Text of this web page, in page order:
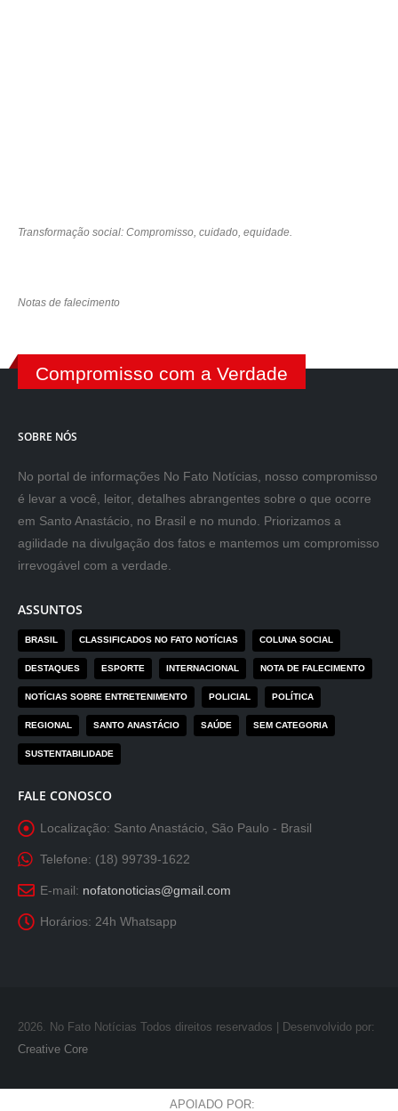
Transformação social: Compromisso, cuidado, equidade.
Notas de falecimento
Compromisso com a Verdade
SOBRE NÓS
No portal de informações No Fato Notícias, nosso compromisso
é levar a você, leitor, detalhes abrangentes sobre o que ocorre
em Santo Anastácio, no Brasil e no mundo. Priorizamos a
agilidade na divulgação dos fatos e mantemos um compromisso
irrevogável com a verdade.
ASSUNTOS
BRASIL CLASSIFICADOS NO FATO NOTÍCIAS COLUNA SOCIAL
DESTAQUES ESPORTE INTERNACIONAL NOTA DE FALECIMENTO
NOTÍCIAS SOBRE ENTRETENIMENTO POLICIAL POLÍTICA
REGIONAL SANTO ANASTÁCIO SAÚDE SEM CATEGORIA
SUSTENTABILIDADE
FALE CONOSCO
Localização: Santo Anastácio, São Paulo - Brasil
Telefone: (18) 99739-1622
E-mail: nofatonoticias@gmail.com
Horários: 24h Whatsapp
2026. No Fato Notícias Todos direitos reservados | Desenvolvido por:
Creative Core
APOIADO POR: